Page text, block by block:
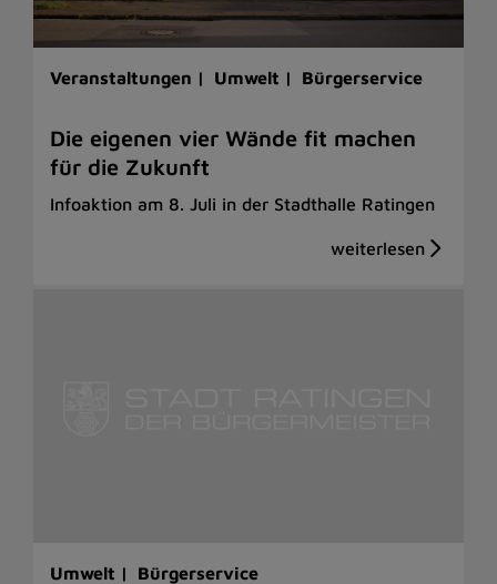
Veranstaltungen | Umwelt | Bürgerservice
Die eigenen vier Wände fit machen
für die Zukunft
Infoaktion am 8. Juli in der Stadthalle Ratingen
Umwelt | Bürgerservice